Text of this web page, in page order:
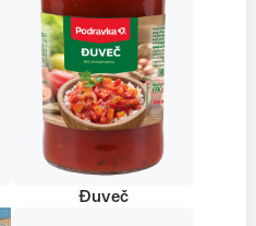
Đuveč